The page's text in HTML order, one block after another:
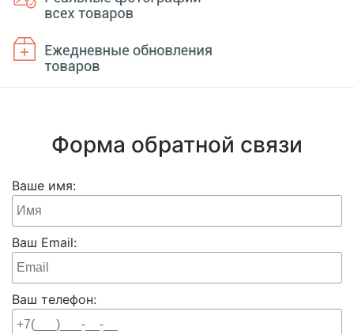
Форма обратной связи
Ваше имя:
Ваш Email:
Ваш телефон: